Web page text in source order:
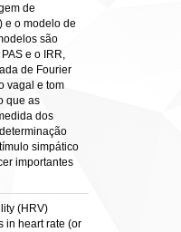
de
e o modelo de
são
e o IRR,
de Fourier
vagal e tom
que as
dos
simpático
importantes
(HRV)
in heart rate (or